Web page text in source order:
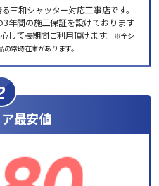
三和シャッター対応工事店です。
年間の施工保証を設けております
して長期間ご利用頂けます。 ※全シ
常時在庫があります。
最安値